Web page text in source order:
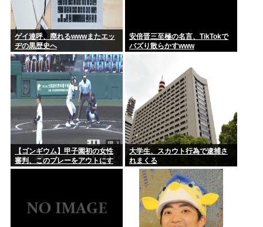
ゲイ連呼、廃れるwwwまたエッ
ヂの黒歴史へ
安倍晋三至極の名言、TikTokで
バズり散らかすwww
【ゴンギウム】甲子園初の女性
審判、このプレーをアウトにす
るwww
大学生、スカウト行為で逮捕さ
れまくる